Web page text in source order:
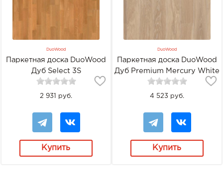
DuoWood
Паркетная доска DuoWood
Дуб Select 3S
2 931 руб.
Купить
DuoWood
Паркетная доска DuoWood
Дуб Premium Mercury White
Oiled
4 523 руб.
Купить